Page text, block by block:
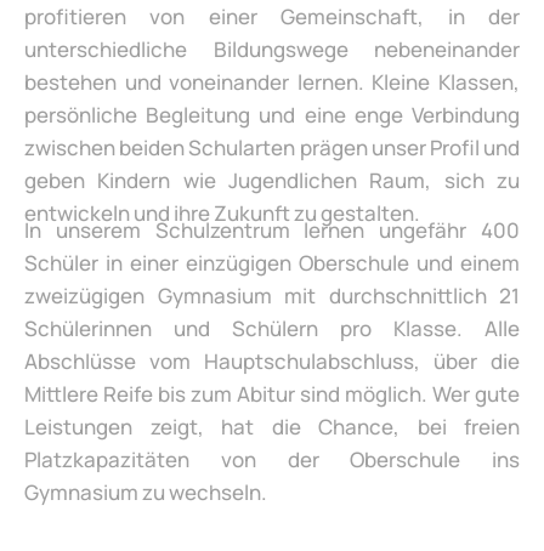
profitieren von einer Gemeinschaft, in der
unterschiedliche Bildungswege nebeneinander
bestehen und voneinander lernen. Kleine Klassen,
persönliche Begleitung und eine enge Verbindung
zwischen beiden Schularten prägen unser Profil und
geben Kindern wie Jugendlichen Raum, sich zu
entwickeln und ihre Zukunft zu gestalten.
In unserem Schulzentrum lernen ungefähr 400
Schüler in einer einzügigen Oberschule und einem
zweizügigen Gymnasium mit durchschnittlich 21
Schülerinnen und Schülern pro Klasse. Alle
Abschlüsse vom Hauptschulabschluss, über die
Mittlere Reife bis zum Abitur sind möglich. Wer gute
Leistungen zeigt, hat die Chance, bei freien
Platzkapazitäten von der Oberschule ins
Gymnasium zu wechseln.